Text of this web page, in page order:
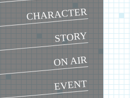
CHARACTER
STORY
ON AIR
EVENT